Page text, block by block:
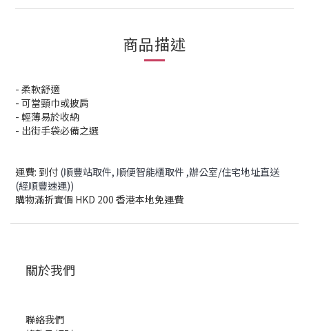
商品描述
- 柔軟舒適
- 可當頸巾或披肩
- 輕薄易於收納
- 出街手袋必備之選
運費: 到付 (順豐站取件, 順便智能櫃取件 ,辦公室/住宅地址直送
(經順豐速運))
購物滿折實價 HKD 200 香港本地免運費
關於我們
聯絡我們